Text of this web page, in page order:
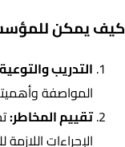
كيف يمكن
التدريب
المواصفة
تقييم المخاطر:
الإجراءات